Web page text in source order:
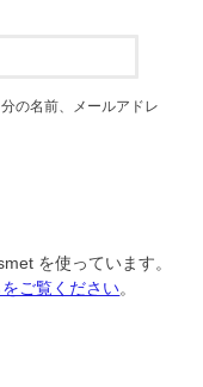
の名前、メールアドレ
を使っています。
ご覧ください。